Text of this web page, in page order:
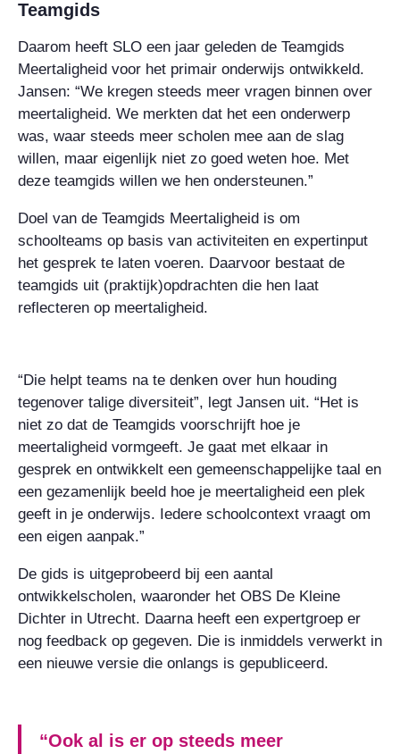
Teamgids
Daarom heeft SLO een jaar geleden de Teamgids
Meertaligheid voor het primair onderwijs ontwikkeld.
Jansen: “We kregen steeds meer vragen binnen over
meertaligheid. We merkten dat het een onderwerp
was, waar steeds meer scholen mee aan de slag
willen, maar eigenlijk niet zo goed weten hoe. Met
deze teamgids willen we hen ondersteunen.”
Doel van de Teamgids Meertaligheid is om
schoolteams op basis van activiteiten en expertinput
het gesprek te laten voeren. Daarvoor bestaat de
teamgids uit (praktijk)opdrachten die hen laat
reflecteren op meertaligheid.
“Die helpt teams na te denken over hun houding
tegenover talige diversiteit”, legt Jansen uit. “Het is
niet zo dat de Teamgids voorschrijft hoe je
meertaligheid vormgeeft. Je gaat met elkaar in
gesprek en ontwikkelt een gemeenschappelijke taal en
een gezamenlijk beeld hoe je meertaligheid een plek
geeft in je onderwijs. Iedere schoolcontext vraagt om
een eigen aanpak.”
De gids is uitgeprobeerd bij een aantal
ontwikkelscholen, waaronder het OBS De Kleine
Dichter in Utrecht. Daarna heeft een expertgroep er
nog feedback op gegeven. Die is inmiddels verwerkt in
een nieuwe versie die onlangs is gepubliceerd.
“Ook al is er op steeds meer